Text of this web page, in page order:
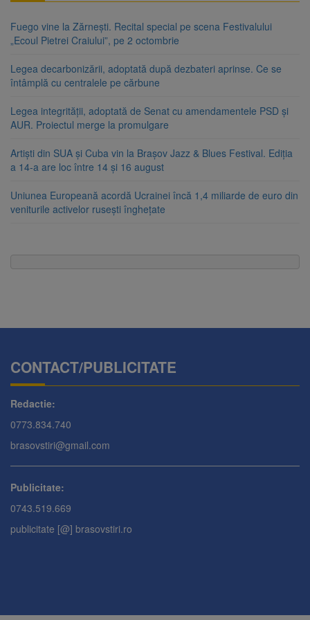
Fuego vine la Zărnești. Recital special pe scena Festivalului
„Ecoul Pietrei Craiului”, pe 2 octombrie
Legea decarbonizării, adoptată după dezbateri aprinse. Ce se
întâmplă cu centralele pe cărbune
Legea integrității, adoptată de Senat cu amendamentele PSD și
AUR. Proiectul merge la promulgare
Artiști din SUA și Cuba vin la Brașov Jazz & Blues Festival. Ediția
a 14-a are loc între 14 și 16 august
Uniunea Europeană acordă Ucrainei încă 1,4 miliarde de euro din
veniturile activelor rusești înghețate
CONTACT/PUBLICITATE
Redactie:
0773.834.740
brasovstiri@gmail.com
Publicitate:
0743.519.669
publicitate [@] brasovstiri.ro